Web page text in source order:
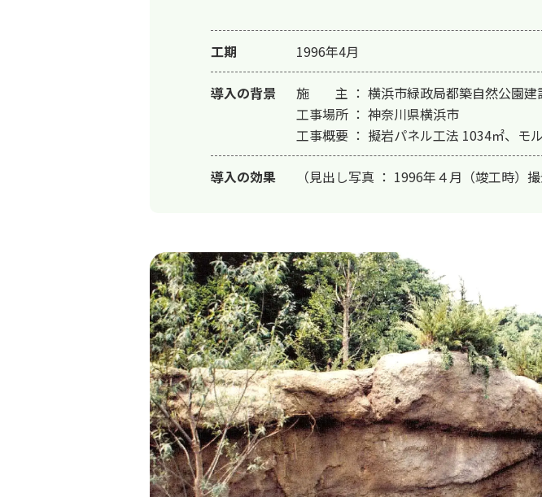
工期 1996年4月
導入の背景
施　　主 ： 横浜市緑政局都築自然公園建
工事場所 ： 神奈川県横浜市
工事概要 ： 擬岩パネル工法 1034㎡、モ
導入の効果 （見出し写真 ： 1996年４月（竣工時）撮